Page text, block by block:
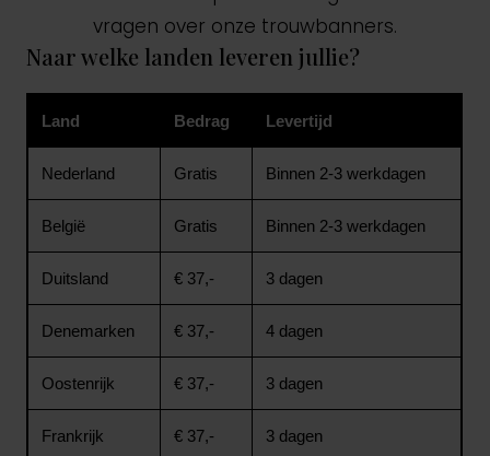
vragen over onze trouwbanners.
Naar welke landen leveren jullie?
Land Bedrag Levertijd
Nederland Gratis Binnen 2-3 werkdagen
België Gratis Binnen 2-3 werkdagen
Duitsland € 37,- 3 dagen
Denemarken € 37,- 4 dagen
Oostenrijk € 37,- 3 dagen
Frankrijk € 37,- 3 dagen